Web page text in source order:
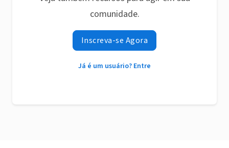
comunidade.
Inscreva-se Agora
Já é um usuário? Entre